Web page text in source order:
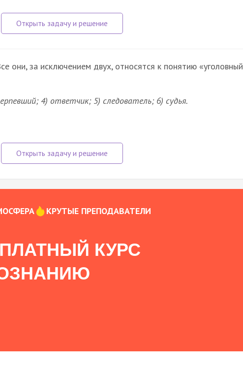
они, за исключением двух, относятся к понятию «уголовный
4) ответчик; 5) следователь; 6) судья.
КРУТЫЕ ПРЕПОДАВАТЕЛИ
КУРС